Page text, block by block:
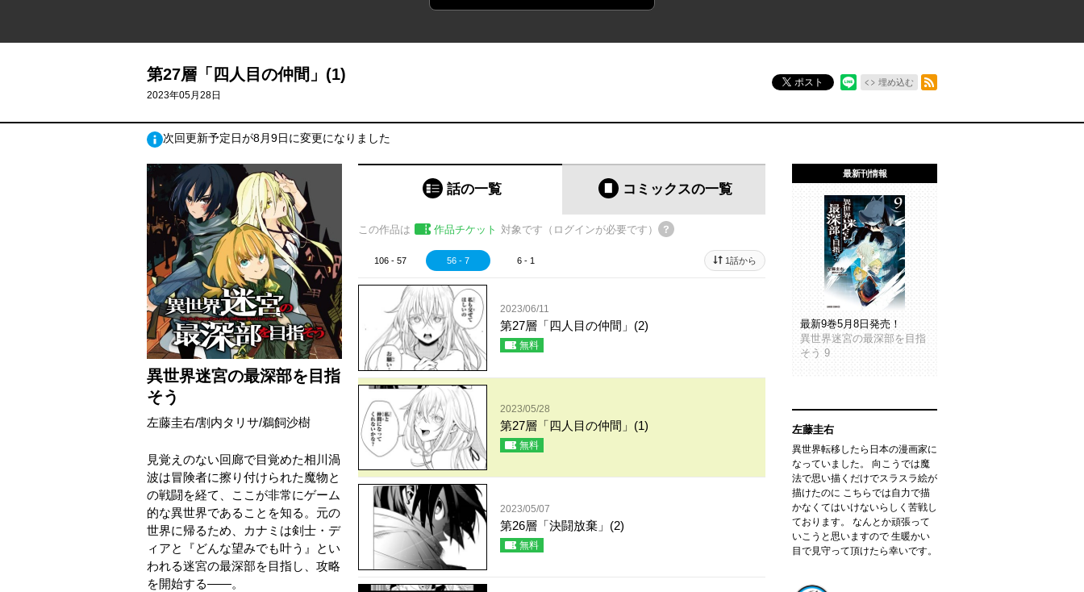
第27層「四人目の仲間」(1)
2023年05月28日
ポスト 埋め込む
次回更新予定日が8月9日に変更になりました
異世界迷宮の最深部を目指
そう
左藤圭右/割内タリサ/鵜飼沙樹
見覚えのない回廊で目覚めた相川渦
波は冒険者に擦り付けられた魔物と
の戦闘を経て、ここが非常にゲーム
的な異世界であることを知る。元の
世界に帰るため、カナミは剣士・デ
ィアと『どんな望みでも叶う』とい
われる迷宮の最深部を目指し、攻略
を開始する――。
話の一覧 コミックスの一覧
この作品は 作品チケット 対象です（ログインが必要です）
106 - 57 56 - 7 6 - 1 1話から
2023/06/11
第27層「四人目の仲間」(2)
無料
2023/05/28
第27層「四人目の仲間」(1)
無料
2023/05/07
第26層「決闘放棄」(2)
無料
最新刊情報
最新9巻5月8日発売！
異世界迷宮の最深部を目指
そう 9
左藤圭右
異世界転移したら日本の漫画家に
なっていました。 向こうでは魔
法で思い描くだけでスラスラ絵が
描けたのに こちらでは自力で描
かなくてはいけないらしく苦戦し
ております。 なんとか頑張って
いこうと思いますので 生暖かい
目で見守って頂けたら幸いです。